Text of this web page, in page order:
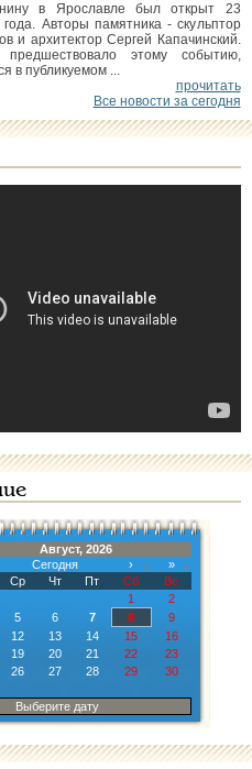
в Ярославле был открыт 23
Авторы памятника - скульптор
и архитектор Сергей Капачинский.
этому событию,
в публикуемом ...
прочитать
Все новости за сегодня
Август, 2026
Сегодня ›
»
Ср Чт Пт Сб
Вс
1
2
5 6 7 8
9
12 13 14 15
16
19 20 21 22
23
26 27 28 29
30
Выберите дату